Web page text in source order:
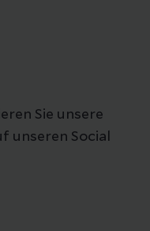
Sie unsere
unseren Social